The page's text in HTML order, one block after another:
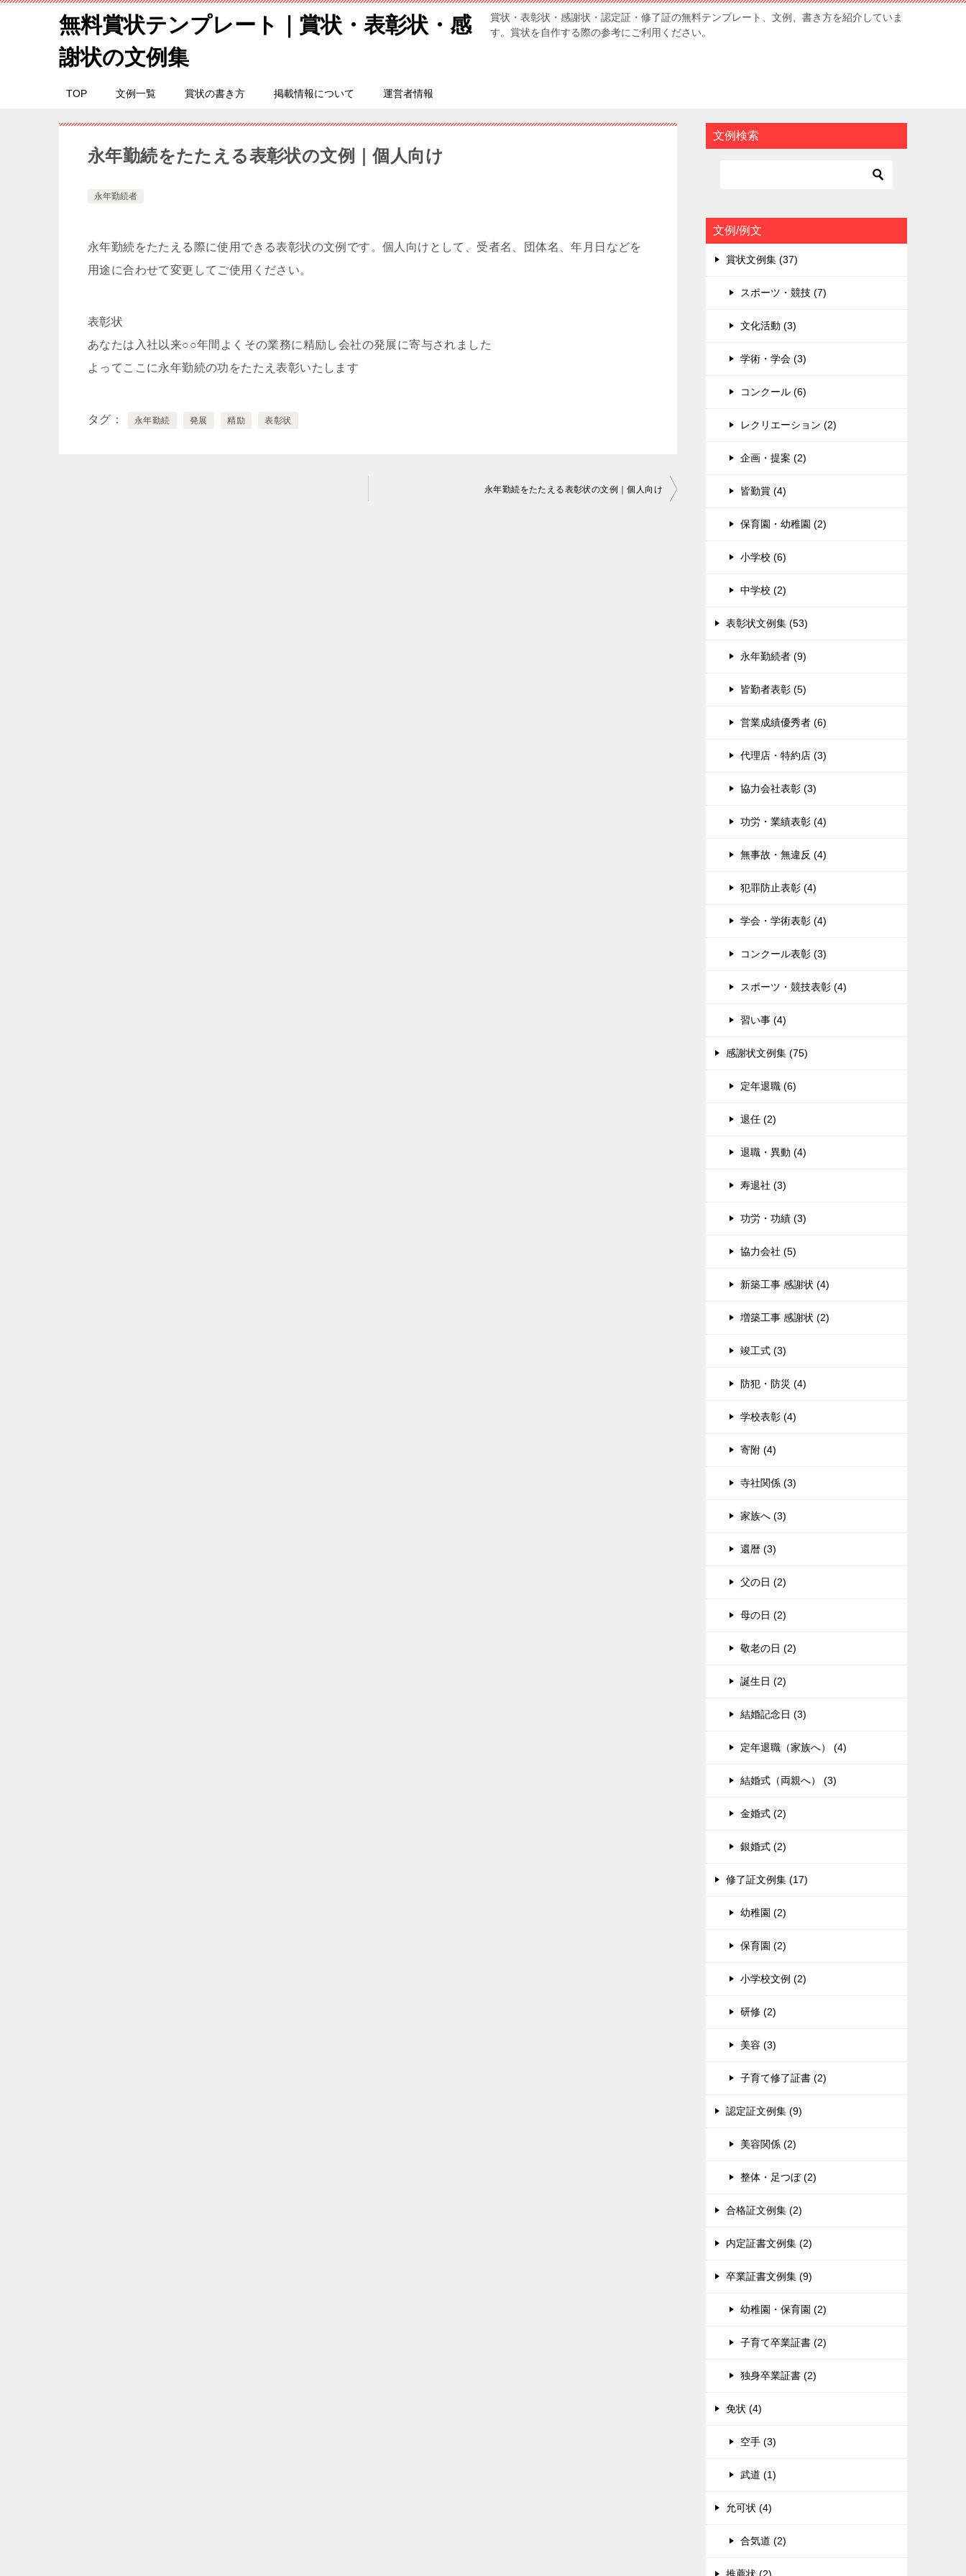
無料賞状テンプレート｜賞状・表彰状・感
謝状の文例集
賞状・表彰状・感謝状・認定証・修了証の無料テンプレート、文例、書き方を紹介していま
す。賞状を自作する際の参考にご利用ください。
TOP 文例一覧 賞状の書き方 掲載情報について 運営者情報
永年勤続をたたえる表彰状の文例｜個人向け
永年勤続者
永年勤続をたたえる際に使用できる表彰状の文例です。個人向けとして、受者名、団体名、年月日などを
用途に合わせて変更してご使用ください。
表彰状
あなたは入社以来○○年間よくその業務に精励し会社の発展に寄与されました
よってここに永年勤続の功をたたえ表彰いたします
タグ 永年勤続 発展 精励 表彰状
永年勤続をたたえる表彰状の文例｜個人向け
文例検索
文例/例文
賞状文例集 (37)
スポーツ・競技 (7)
文化活動 (3)
学術・学会 (3)
コンクール (6)
レクリエーション (2)
企画・提案 (2)
皆勤賞 (4)
保育園・幼稚園 (2)
小学校 (6)
中学校 (2)
表彰状文例集 (53)
永年勤続者 (9)
皆勤者表彰 (5)
営業成績優秀者 (6)
代理店・特約店 (3)
協力会社表彰 (3)
功労・業績表彰 (4)
無事故・無違反 (4)
犯罪防止表彰 (4)
学会・学術表彰 (4)
コンクール表彰 (3)
スポーツ・競技表彰 (4)
習い事 (4)
感謝状文例集 (75)
定年退職 (6)
退任 (2)
退職・異動 (4)
寿退社 (3)
功労・功績 (3)
協力会社 (5)
新築工事 感謝状 (4)
増築工事 感謝状 (2)
竣工式 (3)
防犯・防災 (4)
学校表彰 (4)
寄附 (4)
寺社関係 (3)
家族へ (3)
還暦 (3)
父の日 (2)
母の日 (2)
敬老の日 (2)
誕生日 (2)
結婚記念日 (3)
定年退職（家族へ） (4)
結婚式（両親へ） (3)
金婚式 (2)
銀婚式 (2)
修了証文例集 (17)
幼稚園 (2)
保育園 (2)
小学校文例 (2)
研修 (2)
美容 (3)
子育て修了証書 (2)
認定証文例集 (9)
美容関係 (2)
整体・足つぼ (2)
合格証文例集 (2)
内定証書文例集 (2)
卒業証書文例集 (9)
幼稚園・保育園 (2)
子育て卒業証書 (2)
独身卒業証書 (2)
免状 (4)
空手 (3)
武道 (1)
允可状 (4)
合気道 (2)